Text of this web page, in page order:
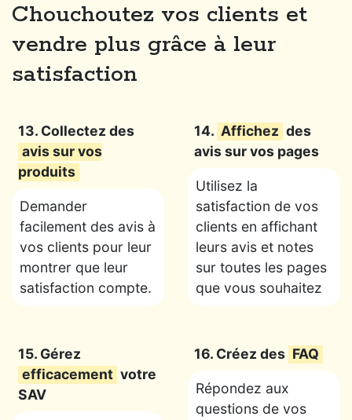
Chouchoutez vos clients et
vendre plus grâce à leur
satisfaction
13. Collectez des
avis sur vos
produits
Demander
facilement des avis à
vos clients pour leur
montrer que leur
satisfaction compte.
14. Affichez des
avis sur vos pages
Utilisez la
satisfaction de vos
clients en affichant
leurs avis et notes
sur toutes les pages
que vous souhaitez
15. Gérez
efficacement votre
SAV
16. Créez des FAQ
Répondez aux
questions de vos